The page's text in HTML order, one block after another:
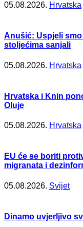
05.08.2026. Hrvatska
Anušić: Uspjeli
stoljećima sanjali
05.08.2026. Hrvatska
Hrvatska i Knin
Oluje
05.08.2026. Hrvatska
EU će se boriti
migranata i
05.08.2026. Svijet
Dinamo uvjerljivo